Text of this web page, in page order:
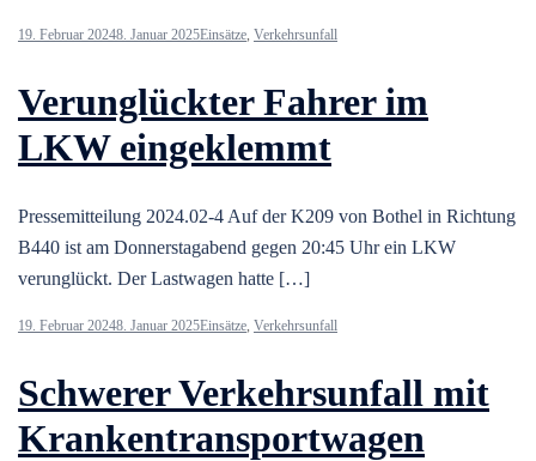
19. Februar 20248. Januar 2025Einsätze, Verkehrsunfall
Verunglückter Fahrer im
LKW eingeklemmt
Pressemitteilung 2024.02-4 Auf der K209 von Bothel in Richtung
B440 ist am Donnerstagabend gegen 20:45 Uhr ein LKW
verunglückt. Der Lastwagen hatte […]
19. Februar 20248. Januar 2025Einsätze, Verkehrsunfall
Schwerer Verkehrsunfall mit
Krankentransportwagen